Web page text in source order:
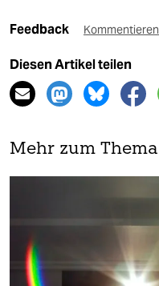
Feedback Kommentieren
Diesen Artikel teilen
Mehr zum Thema